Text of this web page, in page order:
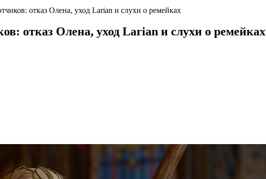
отказ Олена, уход Larian и слухи о ремейках
отказ Олена, уход Larian и слухи о ремейках